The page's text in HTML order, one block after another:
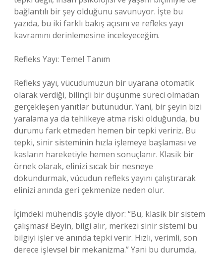
bağlantılı bir şey olduğunu savunuyor. İşte bu
yazıda, bu iki farklı bakış açısını ve refleks yayı
kavramını derinlemesine inceleyeceğim.
Refleks Yayı: Temel Tanım
Refleks yayı, vücudumuzun bir uyarana otomatik
olarak verdiği, bilinçli bir düşünme süreci olmadan
gerçekleşen yanıtlar bütünüdür. Yani, bir şeyin bizi
yaralama ya da tehlikeye atma riski olduğunda, bu
durumu fark etmeden hemen bir tepki veririz. Bu
tepki, sinir sisteminin hızla işlemeye başlaması ve
kasların hareketiyle hemen sonuçlanır. Klasik bir
örnek olarak, elinizi sıcak bir nesneye
dokundurmak, vücudun refleks yayını çalıştırarak
elinizi anında geri çekmenize neden olur.
İçimdeki mühendis şöyle diyor: “Bu, klasik bir sistem
çalışması! Beyin, bilgi alır, merkezi sinir sistemi bu
bilgiyi işler ve anında tepki verir. Hızlı, verimli, son
derece işlevsel bir mekanizma.” Yani bu durumda,